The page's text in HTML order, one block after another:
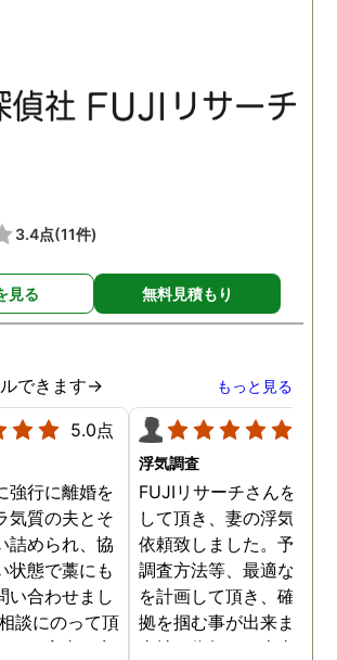
3.4点(11件)
見る 無料見積もり
できます→ もっと見る
5.0点
強行に離婚を
気質の夫とそ
詰められ、協
状態で藁にも
い合わせまし
談にのって頂
ても率直に意
浮気調査
FUJIリサーチさんをご紹
して頂き、妻の浮気調査
依頼致しました。予算か
調査方法等、最適なやり
を計画して頂き、確実な
拠を掴む事が出来ました
当社に依頼して本当に良